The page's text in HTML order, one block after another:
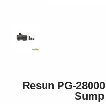
Resun PG-